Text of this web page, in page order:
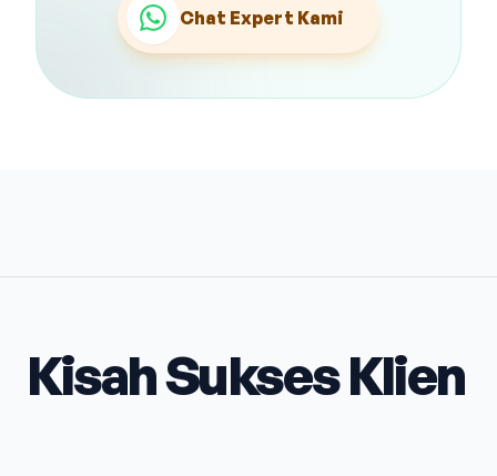
Chat Expert Kami
Kisah Sukses Klien